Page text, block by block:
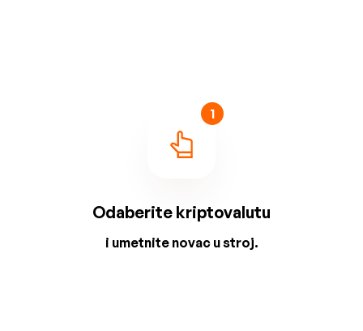
1
Odaberite kriptovalutu
i umetnite novac u stroj.